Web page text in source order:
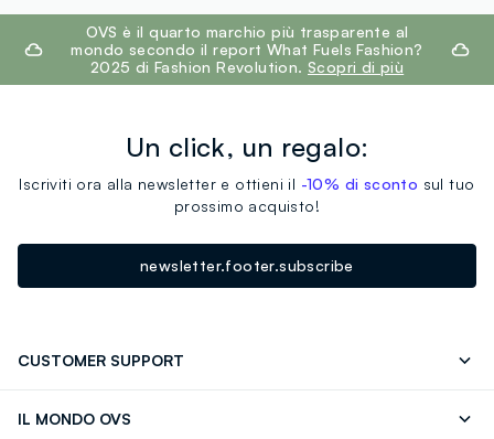
footer.ariatitleOVS è il quarto marchio più trasparente al
mondo secondo il report What Fuels Fashion?
2025 di Fashion Revolution. Scopri di più
Un click, un regalo:
Iscriviti ora alla newsletter e ottieni il -10% di sconto sul tuo
prossimo acquisto!
newsletter.footer.subscribe
CUSTOMER SUPPORT
IL MONDO OVS